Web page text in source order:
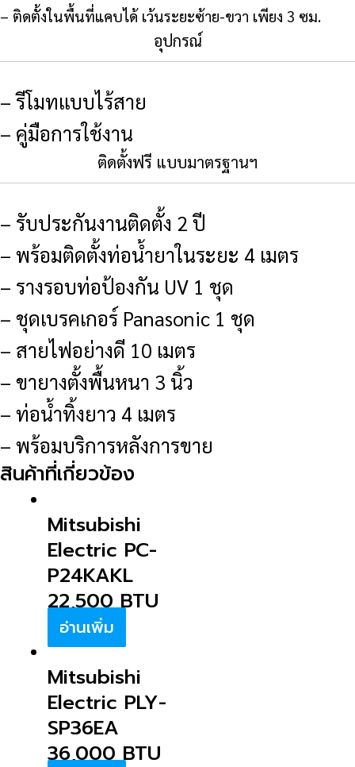
– ติดตั้งในพื้นที่แคบได้ เว้นระยะซ้าย-ขวา เพียง 3 ซม.
อุปกรณ์
– รีโมทแบบไร้สาย
– คู่มือการใช้งาน
ติดตั้งฟรี แบบมาตรฐานฯ
– รับประกันงานติดตั้ง 2 ปี
– พร้อมติดตั้งท่อน้ำยาในระยะ 4 เมตร
– รางรอบท่อป้องกัน UV 1 ชุด
– ชุดเบรคเกอร์ Panasonic 1 ชุด
– สายไฟอย่างดี 10 เมตร
– ขายางตั้งพื้นหนา 3 นิ้ว
– ท่อน้ำทิ้งยาว 4 เมตร
– พร้อมบริการหลังการขาย
สินค้าที่เกี่ยวข้อง
Mitsubishi
Electric PC-
P24KAKL
22,500 BTU
อ่านเพิ่ม
Mitsubishi
Electric PLY-
SP36EA
36,000 BTU